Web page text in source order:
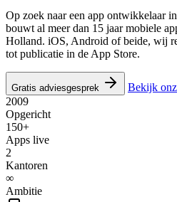
Op zoek naar een app ontwikkelaar
bouwt al meer dan 15 jaar mobiele
Holland. iOS, Android of beide, wij
tot publicatie in de App Store.
Gratis adviesgesprek
Bekijk
2009
Opgericht
150+
Apps live
2
Kantoren
∞
Ambitie